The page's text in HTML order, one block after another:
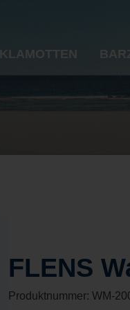
KLAMOTTEN
FLENS
Produktnummer:WM-